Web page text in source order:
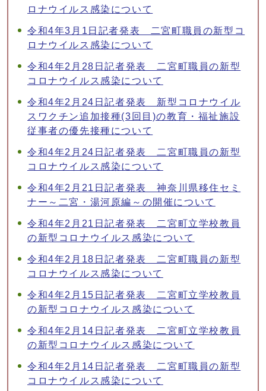
ロナウイルス感染について
令和4年3月1日記者発表 二宮町職員の新型コ
ロナウイルス感染について
令和4年2月28日記者発表 二宮町職員の新型
コロナウイルス感染について
令和4年2月24日記者発表 新型コロナウイル
スワクチン追加接種(3回目)の教育・福祉施設
従事者の優先接種について
令和4年2月24日記者発表 二宮町職員の新型
コロナウイルス感染について
令和4年2月21日記者発表 神奈川県移住セミ
ナー～二宮・湯河原編～の開催について
令和4年2月21日記者発表 二宮町立学校教員
の新型コロナウイルス感染について
令和4年2月18日記者発表 二宮町職員の新型
コロナウイルス感染について
令和4年2月15日記者発表 二宮町立学校教員
の新型コロナウイルス感染について
令和4年2月14日記者発表 二宮町立学校教員
の新型コロナウイルス感染について
令和4年2月14日記者発表 二宮町職員の新型
コロナウイルス感染について